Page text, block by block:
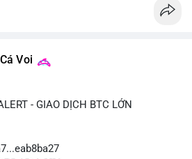
Voi
- GIAO DỊCH BTC LỚN